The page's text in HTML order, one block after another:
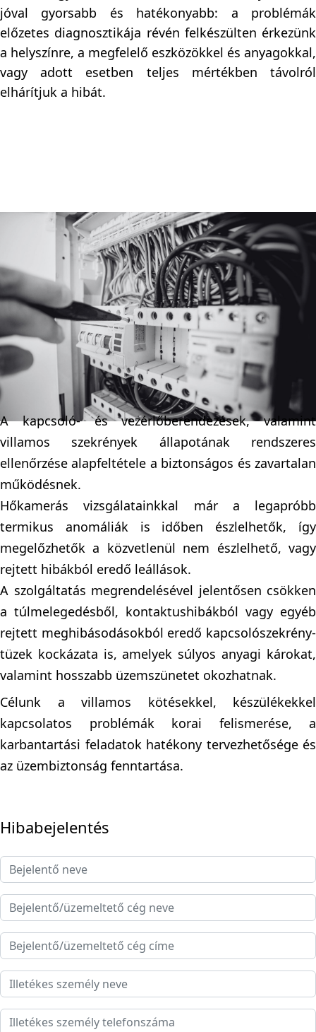
jóval gyorsabb és hatékonyabb: a problémák
előzetes diagnosztikája révén felkészülten érkezünk
a helyszínre, a megfelelő eszközökkel és anyagokkal,
vagy adott esetben teljes mértékben távolról
elhárítjuk a hibát.
Hőkamerás kapcsolószekrény diagnosztika
- Biztonság okosan!
A kapcsoló- és vezérlőberendezések, valamint
villamos szekrények állapotának rendszeres
ellenőrzése alapfeltétele a biztonságos és zavartalan
működésnek.
Hőkamerás vizsgálatainkkal már a legapróbb
termikus anomáliák is időben észlelhetők, így
megelőzhetők a közvetlenül nem észlelhető, vagy
rejtett hibákból eredő leállások.
A szolgáltatás megrendelésével jelentősen csökken
a túlmelegedésből, kontaktushibákból vagy egyéb
rejtett meghibásodásokból eredő kapcsolószekrény-
tüzek kockázata is, amelyek súlyos anyagi károkat,
valamint hosszabb üzemszünetet okozhatnak.
Célunk a villamos kötésekkel, készülékekkel
kapcsolatos problémák korai felismerése, a
karbantartási feladatok hatékony tervezhetősége és
az üzembiztonság fenntartása.
Hibabejelentés